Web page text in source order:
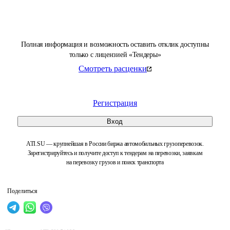
Полная информация и возможность оставить отклик доступны
только с лицензией «Тендеры»
Смотреть расценки
Регистрация
Вход
ATI.SU — крупнейшая в России биржа автомобильных грузоперевозок.
Зарегистрируйтесь и получите доступ к тендерам на перевозки, заявкам
на перевозку грузов и поиск транспорта
Поделиться